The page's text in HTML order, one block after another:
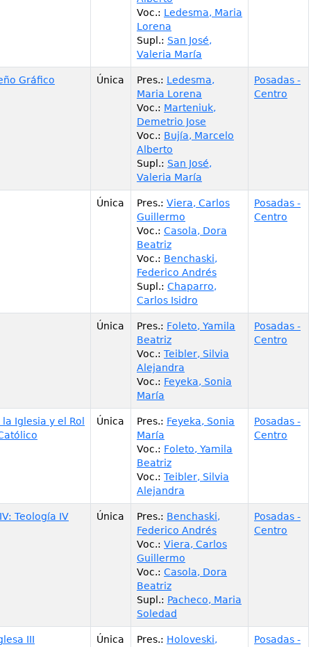
Voc.: Ledesma, Maria
Lorena
Supl.: San José,
Valeria María
Gráfico Única Pres.: Ledesma,
Maria Lorena
Voc.: Marteniuk,
Demetrio Jose
Voc.: Bujía, Marcelo
Alberto
Supl.: San José,
Valeria María
Posadas -
Centro
Única Pres.: Viera, Carlos
Guillermo
Voc.: Casola, Dora
Beatriz
Voc.: Benchaski,
Federico Andrés
Supl.: Chaparro,
Carlos Isidro
Posadas -
Centro
Única Pres.: Foleto, Yamila
Beatriz
Voc.: Teibler, Silvia
Alejandra
Voc.: Feyeka, Sonia
María
Posadas -
Centro
Iglesia y el Rol
Única Pres.: Feyeka, Sonia
María
Voc.: Foleto, Yamila
Beatriz
Voc.: Teibler, Silvia
Alejandra
Posadas -
Centro
Teología IV Única Pres.: Benchaski,
Federico Andrés
Voc.: Viera, Carlos
Guillermo
Voc.: Casola, Dora
Beatriz
Supl.: Pacheco, Maria
Soledad
Posadas -
Centro
III Única Pres.: Holoveski,
Posadas -